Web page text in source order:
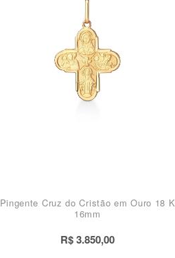
Pingente Cruz do Cristão em Ouro 18 K
16mm
R$ 3.850,00